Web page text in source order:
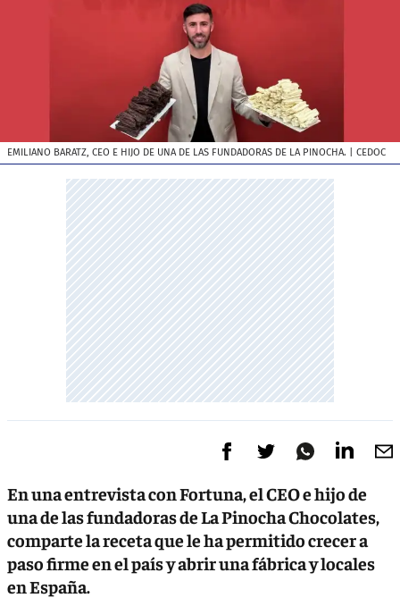
EMILIANO BARATZ, CEO E HIJO DE UNA DE LAS FUNDADORAS DE LA PINOCHA. | CEDOC
En una entrevista con Fortuna, el CEO e hijo de
una de las fundadoras de La Pinocha Chocolates,
comparte la receta que le ha permitido crecer a
paso firme en el país y abrir una fábrica y locales
en España.